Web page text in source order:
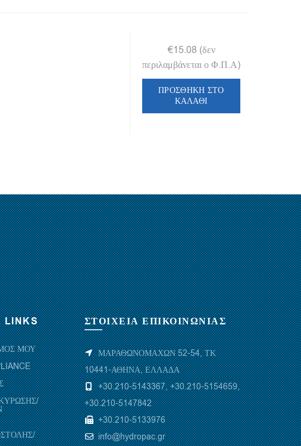
€15.08 (δεν
περιλαμβάνεται ο Φ.Π.Α)
ΠΡΟΣΘΉΚΗ ΣΤΟ
ΚΑΛΆΘΙ
ΜΟΥ
ΣΤΟΙΧΕΙΑ ΕΠΙΚΟΙΝΩΝΙΑΣ
ΜΑΡΑΘΩΝΟΜΑΧΩΝ 52-54, ΤΚ
10441-ΑΘΗΝΑ, ΕΛΛΑΔΑ
+30.210-5143367,+30.210-5154659,
+30.210-5147842
+30.210-5133976
info@hydropac.gr